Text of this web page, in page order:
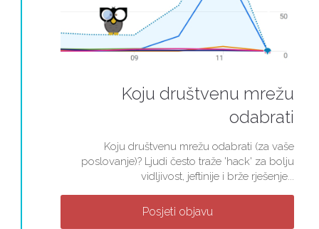
Koju društvenu mrežu
odabrati
Koju društvenu mrežu odabrati (za vaše
poslovanje)? Ljudi često traže 'hack' za bolju
vidljivost, jeftinije i brže rješenje...
Posjeti objavu